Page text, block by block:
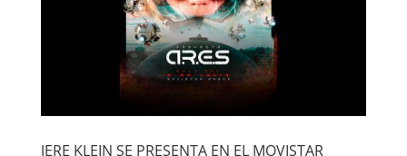
JERE KLEIN SE PRESENTA EN EL MOVISTAR